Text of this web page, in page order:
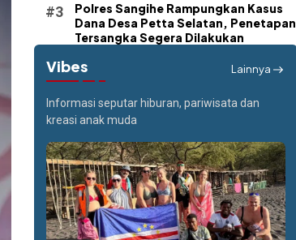
Polres Sangihe Rampungkan Kasus
Dana Desa Petta Selatan, Penetapan
Tersangka Segera Dilakukan
Vibes Lainnya
Informasi seputar hiburan, pariwisata dan
kreasi anak muda